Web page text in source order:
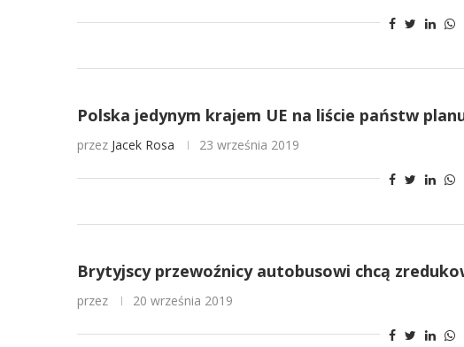
Polska jedynym krajem UE na liście państw
przez Jacek Rosa 23 września 2019
Brytyjscy przewoźnicy autobusowi chcą
przez 20 września 2019